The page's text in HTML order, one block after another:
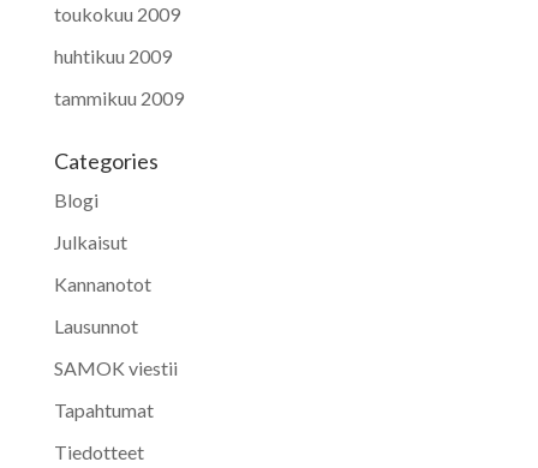
toukokuu 2009
huhtikuu 2009
tammikuu 2009
Categories
Blogi
Julkaisut
Kannanotot
Lausunnot
SAMOK viestii
Tapahtumat
Tiedotteet